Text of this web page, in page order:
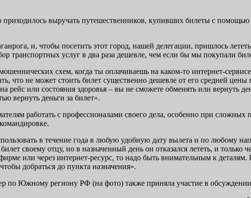
выручать путешественников, купивших билеты с
и, чтобы посетить этот город, нашей делегации, пришлось
транспортных услуг в два раза дешевле, чем если бы мы покупали
схем, когда ты оплачиваешь на каком-то интернет-
что не может стоить билет существенно дешевле от его средней цены
рейс или состояния здоровья – вы не сможете обменять или вернуть
вернуть деньги за билет».
работать с профессионалами своего дела, особенно при сложных
в течение года в любую удобную дату вылета и по любому
своему отцу, но в назначенный день он отказался лететь, и только
или через интернет-ресурс, то надо быть внимательным к
добраться до пункта назначения».
по Южному региону РФ (на фото) также приняла участие в